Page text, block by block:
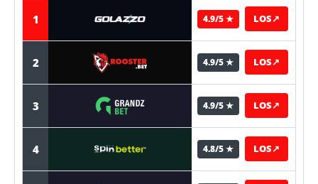
1 4.9/5 ★ LOS↗
2 4.9/5 ★ LOS↗
3 4.9/5 ★ LOS↗
4 4.8/5 ★ LOS↗